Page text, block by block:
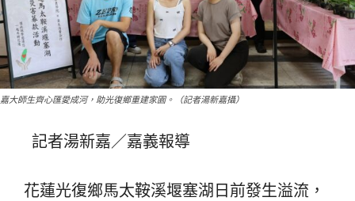
嘉大師生齊心匯愛成河，助光復鄉重建家園。（記者湯新嘉攝）
記者湯新嘉／嘉義報導
花蓮光復鄉馬太鞍溪堰塞湖日前發生溢流，